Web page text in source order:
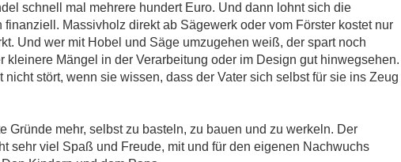
schnell mal mehrere hundert Euro. Und dann lohnt sich die
Massivholz direkt ab Sägewerk oder vom Förster kostet nur
Und wer mit Hobel und Säge umzugehen weiß, der spart noch
kleinere Mängel in der Verarbeitung oder im Design gut hinwegsehen.
stört, wenn sie wissen, dass der Vater sich selbst für sie ins Zeug
Gründe mehr, selbst zu basteln, zu bauen und zu werkeln. Der
sehr viel Spaß und Freude, mit und für den eigenen Nachwuchs